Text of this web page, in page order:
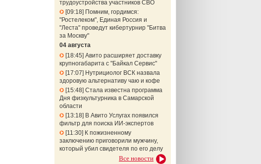
трудоустройства участников СВО
09:18 Помним, гордимся:
"Ростелеком", Единая Россия и
"Леста" проведут кибертурнир "Битва
за Москву"
04 августа
18:45 Авито расширяет доставку
крупногабарита с "Байкал Сервис"
17:07
Нутрициолог ВСК назвала
здоровую альтернативу чаю и кофе
15:48 Стала известна программа
Дня физкультурника в Самарской
области
13:18 В Авито Услугах появился
фильтр для поиска ИИ-экспертов
11:30 К пожизненному
заключению приговорили мужчину,
который убил свидетеля по его делу
Все новости